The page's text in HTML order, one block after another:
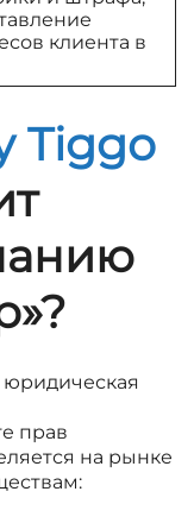
клиента в
Tiggo
прав
на рынке